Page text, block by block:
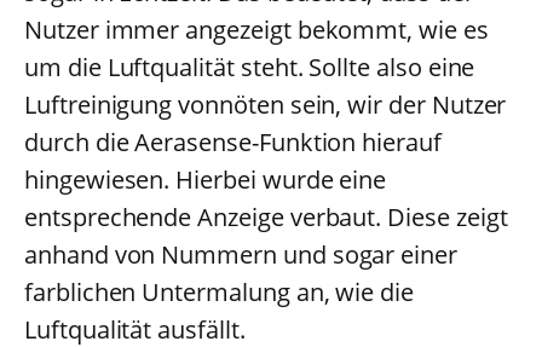
Nutzer immer angezeigt bekommt, wie es
um die Luftqualität steht. Sollte also eine
Luftreinigung vonnöten sein, wir der Nutzer
durch die Aerasense-Funktion hierauf
hingewiesen. Hierbei wurde eine
entsprechende Anzeige verbaut. Diese zeigt
anhand von Nummern und sogar einer
farblichen Untermalung an, wie die
Luftqualität ausfällt.